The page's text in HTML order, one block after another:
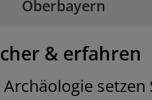
Oberbayern
& erfahren
Archäologie setzen